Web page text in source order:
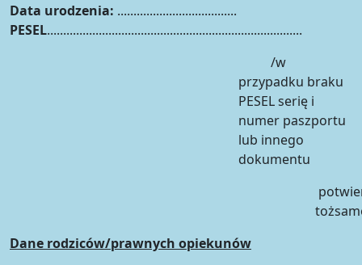
Data urodzenia: .....................................
PESEL...............................................................................
/w
przypadku braku
PESEL serię i
numer paszportu
lub innego
dokumentu
Dane rodziców/prawnych opiekunów